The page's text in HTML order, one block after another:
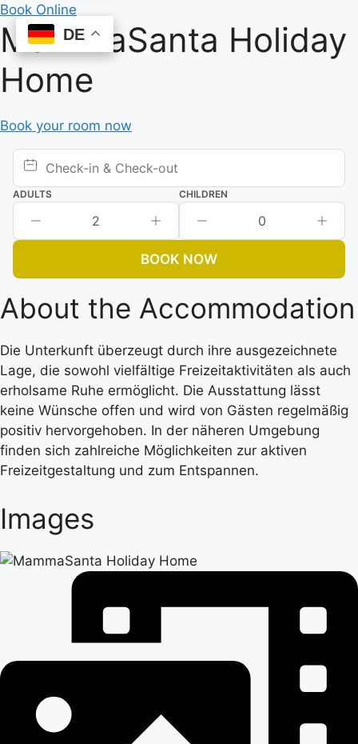
Skip
to
content
Book Online
MammaSanta Holiday
Home
Book your room now
ADULTS
2
CHILDREN
0
BOOK NOW
About the Accommodation
Die Unterkunft überzeugt durch ihre ausgezeichnete
Lage, die sowohl vielfältige Freizeitaktivitäten als auch
erholsame Ruhe ermöglicht. Die Ausstattung lässt
keine Wünsche offen und wird von Gästen regelmäßig
positiv hervorgehoben. In der näheren Umgebung
finden sich zahlreiche Möglichkeiten zur aktiven
Freizeitgestaltung und zum Entspannen.
Images
DE
DE